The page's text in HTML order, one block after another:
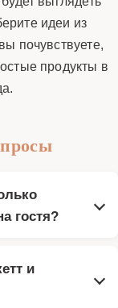
идеи из
почувствуете,
продукты в
гостя?
и